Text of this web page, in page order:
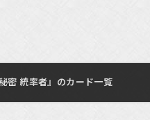
密 統率者』のカード一覧